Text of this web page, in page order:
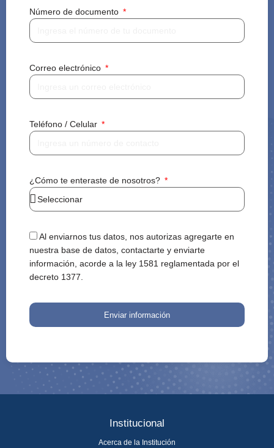
Número de documento
Correo electrónico
Teléfono / Celular
¿Cómo te enteraste de nosotros?
Al enviarnos tus datos, nos autorizas agregarte en
nuestra base de datos, contactarte y enviarte
información, acorde a la ley 1581 reglamentada por el
decreto 1377.
Enviar información
Institucional
Acerca de la Institución